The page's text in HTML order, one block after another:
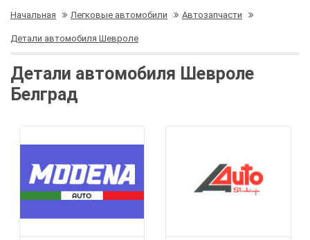
Начальная Легковые автомобили Автозапчасти
Детали автомобиля Шевроле
Детали автомобиля Шевроле
Белград